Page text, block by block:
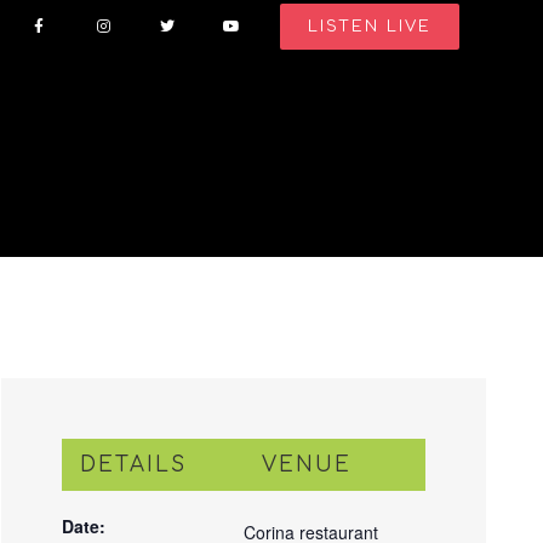
LISTEN LIVE
DETAILS
Date:
VENUE
Corina restaurant